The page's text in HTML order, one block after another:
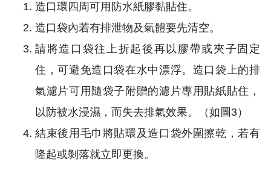
造口環四周可用防水紙膠黏貼住。
造口袋內若有排泄物及氣體要先清空。
請將造口袋往上折起後再以膠帶或夾子固定
住，可避免造口袋在水中漂浮。造口袋上的排
氣濾片可用隨袋子附贈的濾片專用貼紙貼住，
以防被水浸濕，而失去排氣效果。（如圖3）
結束後用毛巾將貼環及造口袋外圍擦乾，若有
隆起或剝落就立即更換。